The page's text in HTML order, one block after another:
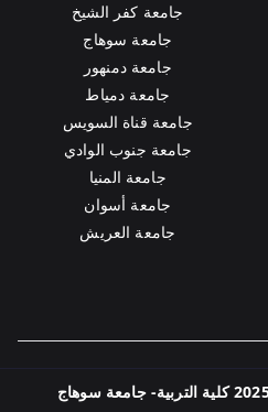
جامعة كفر الشيخ
جامعة سوهاج
جامعة دمنهور
جامعة دمياط
جامعة قناة السويس
جامعة جنوب الوادي
جامعة المنيا
جامعة أسوان
جامعة العريش